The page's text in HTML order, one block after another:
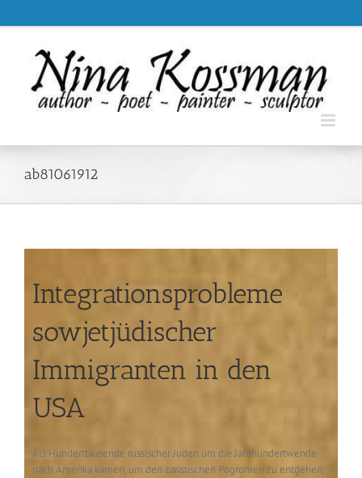
to
.
ab81061912
Integrationsprobleme
sowjetjüdischer
Immigranten in den
USA
Als Hunderttausende russischer Juden um die Jahrhundertwende
nach Amerika kamen, um den zaristischen Pogromen zu entgehen,